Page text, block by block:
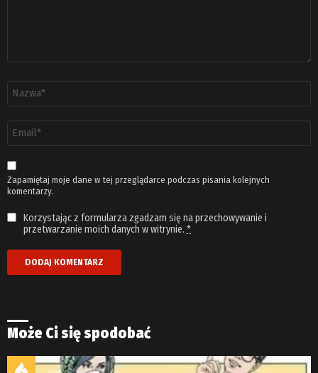
email
*
Zapamiętaj moje dane w tej przeglądarce podczas pisania kolejnych
komentarzy.
Korzystając z formularza zgadzam się na przechowywanie i
przetwarzanie moich danych w witrynie. *
Może Ci się spodobać